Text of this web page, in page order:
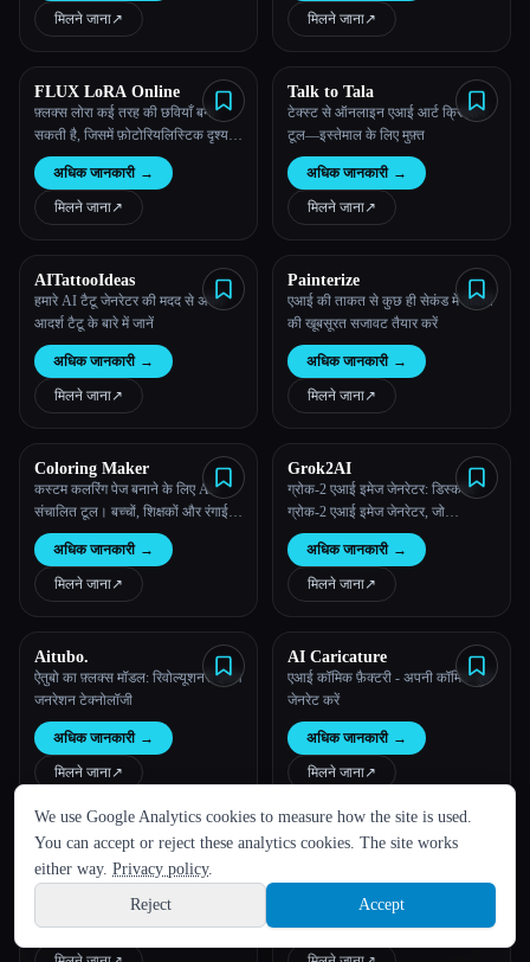
भाषा
English español Français Русский 简体中文
Hindi
Sign up
मिलने जाना↗︎ मिलने जाना↗︎
FLUX LoRA Online
फ़्लक्स लोरा कई तरह की छवियाँ बना
सकती है, जिसमें फ़ोटोरियलिस्टिक दृश्य,
एनीम-स्टाइल कैरेक्टर, फ़ैंटसी लैंडस्केप,
और बहुत कुछ शामिल हैं।
अधिक जानकारी →
मिलने जाना↗︎
Talk to Tala
टेक्स्ट से ऑनलाइन एआई आर्ट क्रिएशन
टूल—इस्तेमाल के लिए मुफ़्त
अधिक जानकारी →
मिलने जाना↗︎
AITattooIdeas
हमारे AI टैटू जेनरेटर की मदद से अपने
आदर्श टैटू के बारे में जानें
अधिक जानकारी →
मिलने जाना↗︎
Painterize
एआई की ताकत से कुछ ही सेकंड में दीवारों
की खूबसूरत सजावट तैयार करें
अधिक जानकारी →
मिलने जाना↗︎
Coloring Maker
कस्टम कलरिंग पेज बनाने के लिए AI-
संचालित टूल। बच्चों, शिक्षकों और रंगाई
पसंद करने वाले किसी भी व्यक्ति के लिए
आदर्श।अधिक जानकारी →
मिलने जाना↗︎
Grok2AI
ग्रोक-2 एआई इमेज जेनरेटर: डिस्कवर
ग्रोक-2 एआई इमेज जेनरेटर, जो
अत्याधुनिक एआई आर्ट क्रिएशन के लिए
एडवांस फ्लक्स एआई मॉडल का लाभ
उठाता है।
अधिक जानकारी →
मिलने जाना↗︎
Aitubo.
ऐतुबो का फ़्लक्स मॉडल: रिवोल्यूशनरी इमेज
जनरेशन टेक्नोलॉजी
अधिक जानकारी →
मिलने जाना↗︎
AI Caricature
एआई कॉमिक फ़ैक्टरी - अपनी कॉमिक बुक
जेनरेट करें
अधिक जानकारी →
मिलने जाना↗︎
AnimeGen - Anime Image
Generator
AnimeGen एक नवोन्मेषी प्लेटफ़ॉर्म है, जो
एडवांस AI तकनीक का लाभ उठाकर
तुम्हारे प्रॉम्प्ट को सुंदर एनीमे इमेज में
अधिक जानकारी →
Hot Tattoo AI
अधिक जानकारी →
We use Google Analytics cookies to measure how the site is used.
You can accept or reject these analytics cookies. The site works
either way. Privacy policy.
Reject
Accept